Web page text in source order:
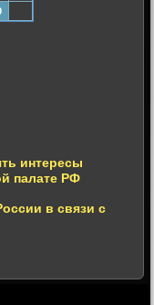
интересы
палате РФ
в связи с